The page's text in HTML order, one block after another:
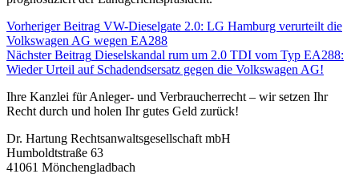
Vorheriger Beitrag VW-Dieselgate 2.0: LG Hamburg verurteilt die
Volkswagen AG wegen EA288
Nächster Beitrag Dieselskandal rum um 2.0 TDI vom Typ EA288:
Wieder Urteil auf Schadendsersatz gegen die Volkswagen AG!
Ihre Kanzlei für Anleger- und Verbraucherrecht – wir setzen Ihr
Recht durch und holen Ihr gutes Geld zurück!
Dr. Hartung Rechtsanwaltsgesellschaft mbH
Humboldtstraße 63
41061 Mönchengladbach